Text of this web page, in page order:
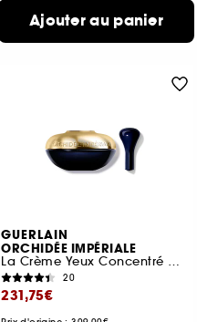
Ajouter au panier
GUERLAIN
ORCHIDÉE IMPÉRIALE
La Crème Yeux Concentré Moléculaire
20
231,75€